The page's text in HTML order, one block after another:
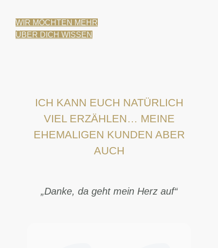
WIR MÖCHTEN MEHR
ÜBER DICH WISSEN
ICH KANN EUCH NATÜRLICH
VIEL ERZÄHLEN… MEINE
EHEMALIGEN KUNDEN ABER
AUCH
„Danke, da geht mein Herz auf“